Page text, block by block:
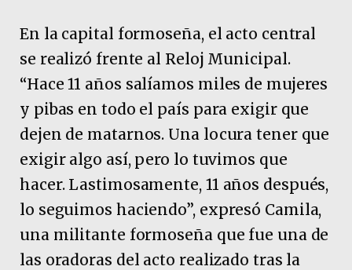
En la capital formoseña, el acto central
se realizó frente al Reloj Municipal.
“Hace 11 años salíamos miles de mujeres
y pibas en todo el país para exigir que
dejen de matarnos. Una locura tener que
exigir algo así, pero lo tuvimos que
hacer. Lastimosamente, 11 años después,
lo seguimos haciendo”, expresó Camila,
una militante formoseña que fue una de
las oradoras del acto realizado tras la